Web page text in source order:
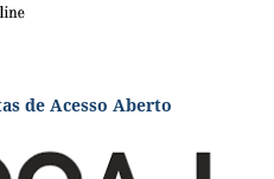
de Acesso Aberto